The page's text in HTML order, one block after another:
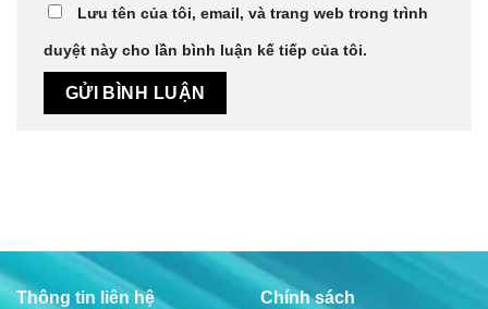
Lưu tên của tôi, email, và trang web trong trình
duyệt này cho lần bình luận kế tiếp của tôi.
Thông tin liên hệ Chính sách